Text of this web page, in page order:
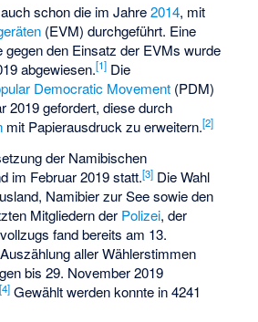
schon die im Jahre2014, mit
(EVM) durchgeführt. Eine
gegen den Einsatz der EVMs wurde
abgewiesen.[1] Die
Democratic Movement (PDM)
2019 gefordert, diese durch
mit Papierausdruck zu erweitern.[2]
der Namibischen
im Februar 2019 statt.[3] Die Wahl
Namibier zur See sowie den
Mitgliedern der Polizei, der
fand bereits am 13.
aller Wählerstimmen
bis 29. November 2019
[4] Gewählt werden konnte in 4241